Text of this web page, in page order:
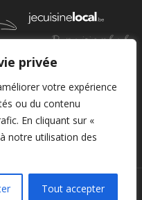
privée
votre expérience
ou du contenu
En cliquant sur «
notre utilisation des
Tout accepter
Pour cuisiner local